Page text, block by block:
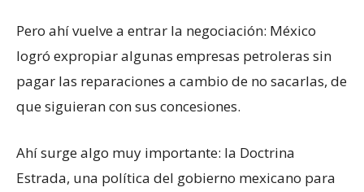
Pero ahí vuelve a entrar la negociación: México
logró expropiar algunas empresas petroleras sin
pagar las reparaciones a cambio de no sacarlas, de
que siguieran con sus concesiones.
Ahí surge algo muy importante: la Doctrina
Estrada, una política del gobierno mexicano para